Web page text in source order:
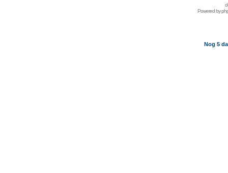
Powered by
Nog 5